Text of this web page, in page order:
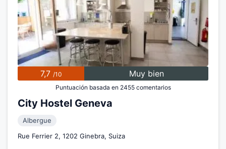
7,7 /10 Muy bien
Puntuación basada en 2455 comentarios
City Hostel Geneva
Albergue
Rue Ferrier 2, 1202 Ginebra, Suiza